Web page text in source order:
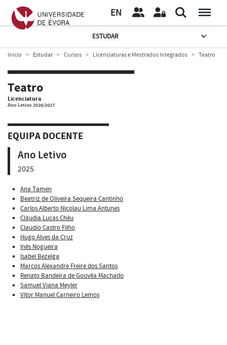
EN
ESTUDAR
Início Estudar Cursos Licenciaturas e Mestrados Integrados Teatro
Teatro
Licenciatura
Ano Letivo 2026/2027
EQUIPA DOCENTE
Ano Letivo
2025
Ana Tamen
Beatriz de Oliveira Sequeira Cantinho
Carlos Alberto Nicolau Lima Antunes
Cláudia Lucas Chéu
Claudio Castro Filho
Hugo Alves da Cruz
Inês Nogueira
Isabel Bezelga
Marcos Alexandre Freire dos Santos
Renato Bandeira de Gouvêa Machado
Samuel Viana Meyler
Vítor Manuel Carneiro Lemos